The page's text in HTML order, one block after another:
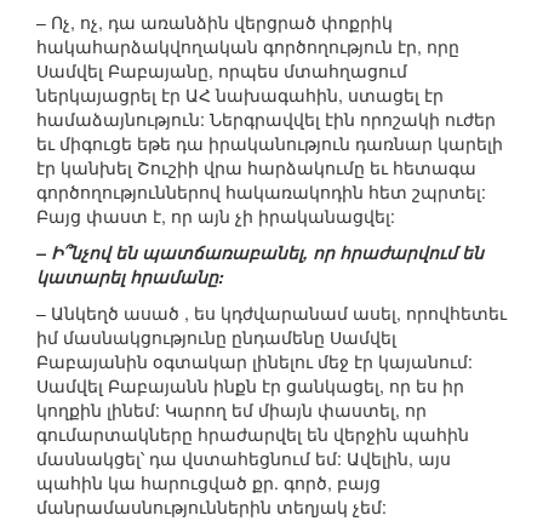
– Ոչ, ոչ, դա առանձին վերցրած փոքրիկ
հակահարձակվողական գործողություն էր, որը
Սամվել Բաբայանը, որպես մտահղացում
ներկայացրել էր ԱՀ նախագահին, ստացել էր
համաձայնություն: Ներգրավվել էին որոշակի ուժեր
եւ միգուցե եթե դա իրականություն դառնար կարելի
էր կանխել Շուշիի վրա հարձակումը եւ հետագա
գործողություններով հակառակոդին հետ շպրտել:
Բայց փաստ է, որ այն չի իրականացվել:
– Ի՞նչով են պատճառաբանել, որ հրաժարվում են
կատարել հրամանը:
– Անկեղծ ասած , ես կդժվարանամ ասել, որովհետեւ
իմ մասնակցությունը ընդամենը Սամվել
Բաբայանին օգտակար լինելու մեջ էր կայանում:
Սամվել Բաբայանն ինքն էր ցանկացել, որ ես իր
կողքին լինեմ: Կարող եմ միայն փաստել, որ
գումարտակները հրաժարվել են վերջին պահին
մասնակցել՝ դա վստահեցնում եմ: Ավելին, այս
պահին կա հարուցված քր. գործ, բայց
մանրամասնություններին տեղյակ չեմ: